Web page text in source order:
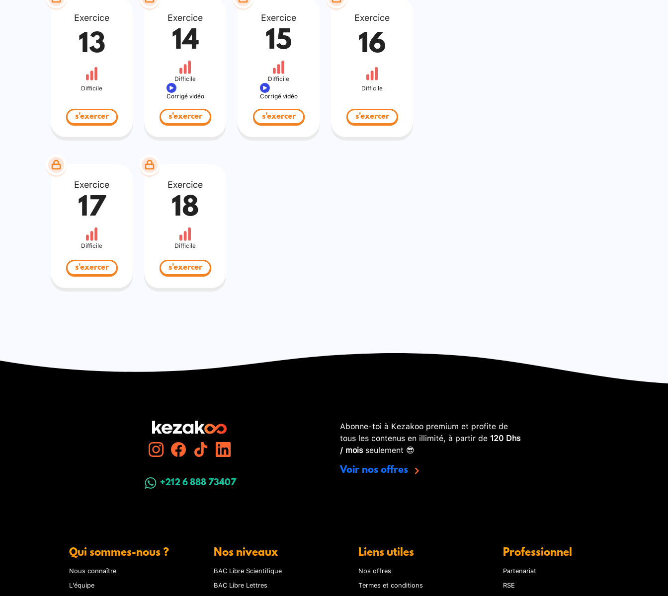
Exercice
13
Difficile
s'exercer
Exercice
14
Difficile
Corrigé vidéo
s'exercer
Exercice
15
Difficile
Corrigé vidéo
s'exercer
Exercice
16
Difficile
s'exercer
Exercice
17
Difficile
s'exercer
Exercice
18
Difficile
s'exercer
+212 6 888 73407
Abonne-toi à Kezakoo premium et profite de
tous les contenus en illimité, à partir de 120 Dhs
/ moisseulement 😎
Voir nos offres
Qui sommes-nous ?
Nous connaître
L'équipe
Nos niveaux
BAC Libre Scientifique
BAC Libre Lettres
Liens utiles
Nos offres
Termes et conditions
Professionnel
Partenariat
RSE